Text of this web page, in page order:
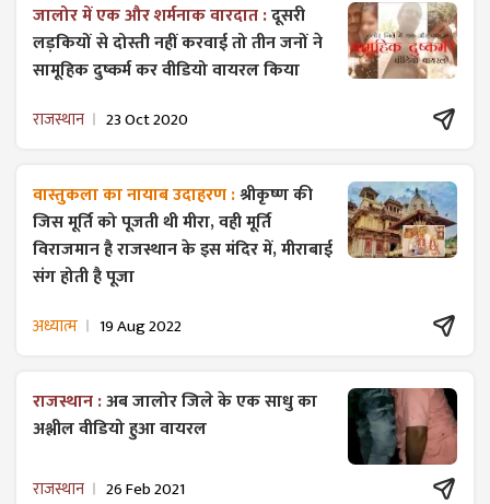
जालोर में एक और शर्मनाक वारदात :दूसरी
लड़कियों से दोस्ती नहीं करवाई तो तीन जनों ने
सामूहिक दुष्कर्म कर वीडियो वायरल किया
राजस्थान 23 Oct 2020
वास्तुकला का नायाब उदाहरण :श्रीकृष्ण की
जिस मूर्ति को पूजती थी मीरा, वही मूर्ति
विराजमान है राजस्थान के इस मंदिर में, मीराबाई
संग होती है पूजा
अध्यात्म 19 Aug 2022
राजस्थान :अब जालोर जिले के एक साधु का
अश्लील वीडियो हुआ वायरल
राजस्थान 26 Feb 2021